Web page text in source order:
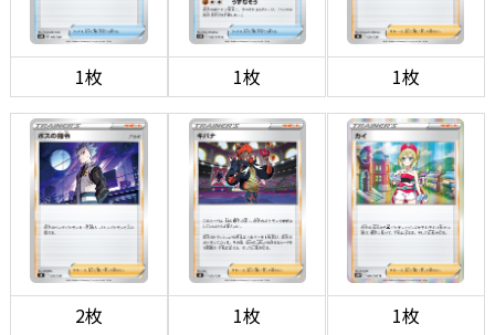
1枚 1枚 1枚
2枚 1枚 1枚